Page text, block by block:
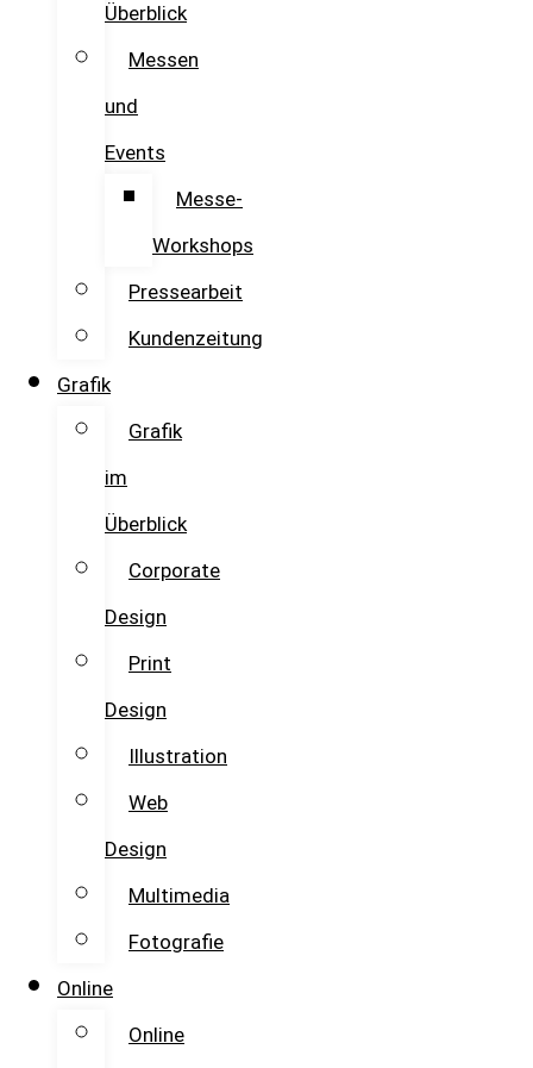
Überblick
Messen
und
Events
Messe-
Workshops
Pressearbeit
Kundenzeitung
Grafik
Grafik
im
Überblick
Corporate
Design
Print
Design
Illustration
Web
Design
Multimedia
Fotografie
Online
Online